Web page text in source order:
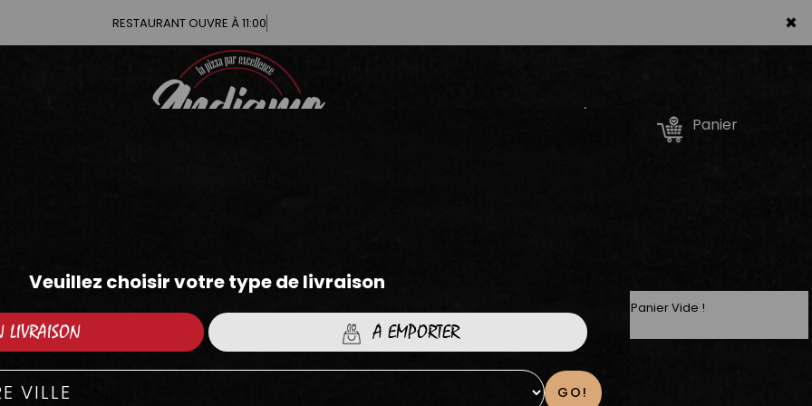
×
RESTAURANT OUVRE À 11:00
Se connecter /
Panier
À EMPORTER
uniquement à emporter.
Panier Vide !